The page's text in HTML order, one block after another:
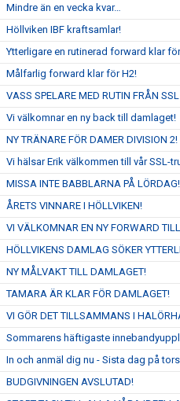
Mindre än en vecka kvar…
Höllviken IBF kraftsamlar!
Ytterligare en rutinerad forward klar
Målfarlig forward klar för H2!
VASS SPELARE MED RUTIN FRÅN
Vi välkomnar en ny back till damlaget!
NY TRÄNARE FÖR DAMER DIVISION 2!
Vi hälsar Erik välkommen till vår SSL-
MISSA INTE BABBLARNA PÅ LÖRDAG!
ÅRETS VINNARE I HÖLLVIKEN!
VI VÄLKOMNAR EN NY FORWARD
HÖLLVIKENS DAMLAG SÖKER
NY MÅLVAKT TILL DAMLAGET!
TAMARA ÄR KLAR FÖR DAMLAGET!
VI GÖR DET TILLSAMMANS I
Sommarens häftigaste
In och anmäl dig nu - Sista dag på
BUDGIVNINGEN AVSLUTAD!